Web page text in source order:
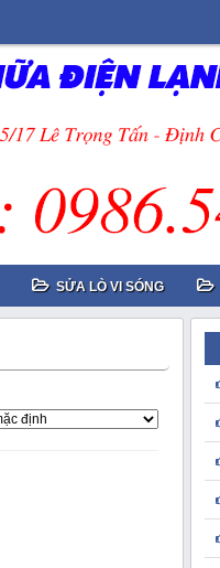
SỬA LÒ VI SÓNG